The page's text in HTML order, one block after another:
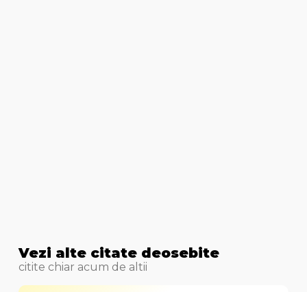
Vezi alte citate deosebite
citite chiar acum de altii